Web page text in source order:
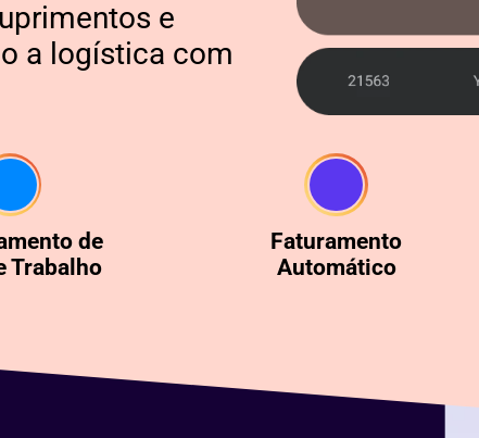
e
a logística com
de
Trabalho
Faturamento
Automático